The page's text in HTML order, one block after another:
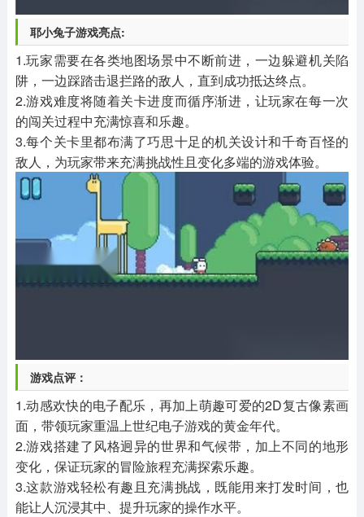
耶小兔子游戏亮点:
1.玩家需要在各类地图场景中不断前进，一边躲避机关陷
阱，一边踩踏击退拦路的敌人，直到成功抵达终点。
2.游戏难度将随着关卡进度而循序渐进，让玩家在每一次
的闯关过程中充满惊喜和乐趣。
3.每个关卡里都布满了巧思十足的机关设计和千奇百怪的
敌人，为玩家带来充满挑战性且变化多端的游戏体验。
游戏点评：
1.动感欢快的电子配乐，再加上萌趣可爱的2D复古像素画
面，带领玩家重温上世纪电子游戏的黄金年代。
2.游戏搭建了风格迥异的世界和气候带，加上不同的地形
变化，保证玩家的冒险旅程充满探索乐趣。
3.这款游戏轻松有趣且充满挑战，既能用来打发时间，也
能让人沉浸其中、提升玩家的操作水平。